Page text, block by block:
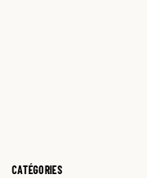
CATÉGORIES